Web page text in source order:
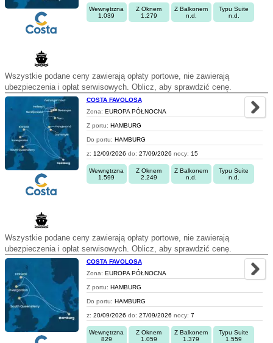
Wewnętrzna
1.039
Z Oknem
1.279
Z Balkonem
n.d.
Typu Suite
n.d.
Wszystkie podane ceny zawierają opłaty portowe, nie zawierają
ubezpieczenia i opłat serwisowych. Oblicz, aby sprawdzić cenę.
COSTA FAVOLOSA
Zona: EUROPA PÓŁNOCNA
Z portu: HAMBURG
Do portu: HAMBURG
z: 12/09/2026 do: 27/09/2026 nocy: 15
Wewnętrzna
1.599
Z Oknem
2.249
Z Balkonem
n.d.
Typu Suite
n.d.
Wszystkie podane ceny zawierają opłaty portowe, nie zawierają
ubezpieczenia i opłat serwisowych. Oblicz, aby sprawdzić cenę.
COSTA FAVOLOSA
Zona: EUROPA PÓŁNOCNA
Z portu: HAMBURG
Do portu: HAMBURG
z: 20/09/2026 do: 27/09/2026 nocy: 7
Wewnętrzna
829
Z Oknem
1.059
Z Balkonem
1.379
Typu Suite
1.559